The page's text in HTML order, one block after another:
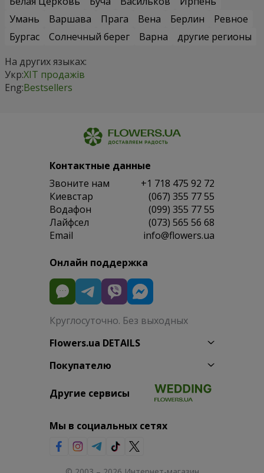
Умань
Варшава Прага Вена Берлин
Ревное
Бургас
Солнечный берег Варна
другие регионы
На других языках:
Укр:ХІТ продажів
Eng:Bestsellers
Контактные данные
Звоните нам
+1 718 475 92 72
Киевстар
(067) 355 77 55
Водафон
(099) 355 77 55
Лайфсел
(073) 565 56 68
Email
info@flowers.ua
Онлайн поддержка
Круглосуточно. Без выходных
Flowers.ua DETAILS
Покупателю
Другие сервисы
Мы в социальных сетях